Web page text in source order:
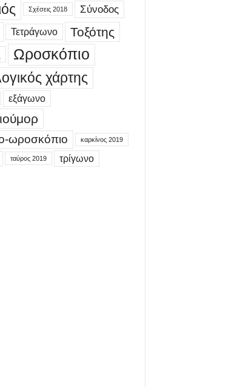
Σχέσεις 2018 Σύνοδος
Τετράγωνο Τοξότης
Ωροσκόπιο
χάρτης
εξάγωνο
ωροσκόπιο καρκίνος 2019
ταύρος 2019 τρίγωνο